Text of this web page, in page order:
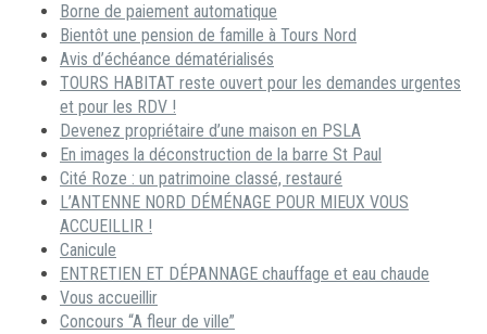
Borne de paiement automatique
Bientôt une pension de famille à Tours Nord
Avis d’échéance dématérialisés
TOURS HABITAT reste ouvert pour les demandes urgentes
et pour les RDV !
Devenez propriétaire d’une maison en PSLA
En images la déconstruction de la barre St Paul
Cité Roze : un patrimoine classé, restauré
L’ANTENNE NORD DÉMÉNAGE POUR MIEUX VOUS
ACCUEILLIR !
Canicule
ENTRETIEN ET DÉPANNAGE chauffage et eau chaude
Vous accueillir
Concours “A fleur de ville”